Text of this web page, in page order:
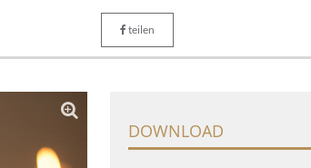
teilen
DOWNLOAD